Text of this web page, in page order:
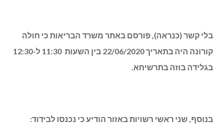
בלי קשר (כנראה), פורסם באתר משרד הבריאות כי חולה
קורונה היה בתאריך 22/06/2020 בין השעות 11:30 ל-12:30
בגלידה בוזה בתרשיחא.
בנוסף, שני ראשי רשויות באזור הודיע כי נכנסו לבידוד: